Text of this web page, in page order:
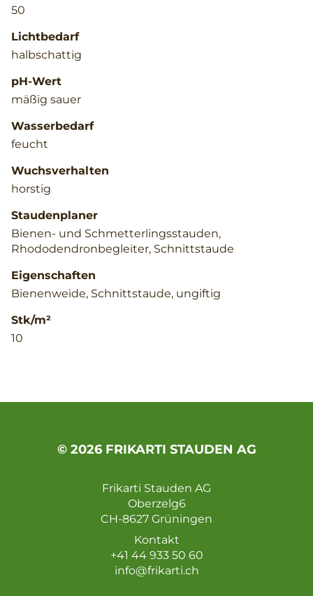
50
Lichtbedarf
halbschattig
pH-Wert
mäßig sauer
Wasserbedarf
feucht
Wuchsverhalten
horstig
Staudenplaner
Bienen- und Schmetterlingsstauden,
Rhododendronbegleiter, Schnittstaude
Eigenschaften
Bienenweide, Schnittstaude, ungiftig
Stk/m²
10
© 2026 FRIKARTI STAUDEN AG
Frikarti Stauden AG
Oberzelg6
CH-8627 Grüningen
Kontakt
+41 44 933 50 60
info@frikarti.ch